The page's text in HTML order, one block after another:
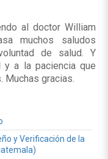
al doctor William
muchos saludos
de salud. Y
y a la paciencia que
Muchas gracias.
y Verificación de la